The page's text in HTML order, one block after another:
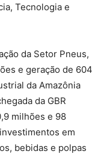
Tecnologia e
da Setor Pneus,
e geração de 604
da Amazônia
da GBR
milhões e 98
em
bebidas e polpas